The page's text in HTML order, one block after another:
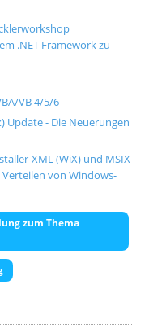
.NET Framework zu
VB 4/5/6
Update - Die Neuerungen
XML (WiX) und MSIX
von Windows-
zum Thema